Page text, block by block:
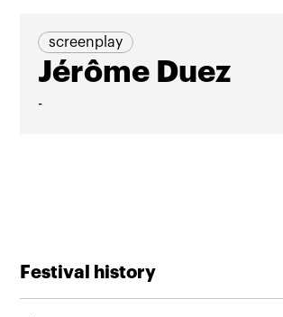
screenplay
Jérôme Duez
-
Festival history